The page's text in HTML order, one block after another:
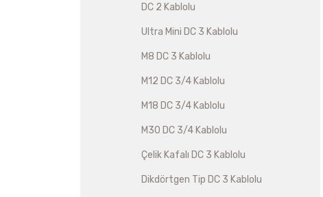
DC 2 Kablolu
Ultra Mini DC 3 Kablolu
M8 DC 3 Kablolu
M12 DC 3/4 Kablolu
M18 DC 3/4 Kablolu
M30 DC 3/4 Kablolu
Çelik Kafalı DC 3 Kablolu
Dikdörtgen Tip DC 3 Kablolu